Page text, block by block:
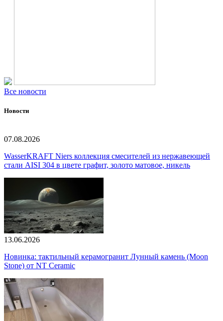
Все новости
Новости
07.08.2026
WasserKRAFT Niers коллекция смесителей из нержавеющей
стали AISI 304 в цвете графит, золото матовое, никель
13.06.2026
Новинка: тактильный керамогранит Лунный камень (Moon
Stone) от NT Ceramic